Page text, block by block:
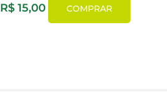
R$15,00 COMPRAR